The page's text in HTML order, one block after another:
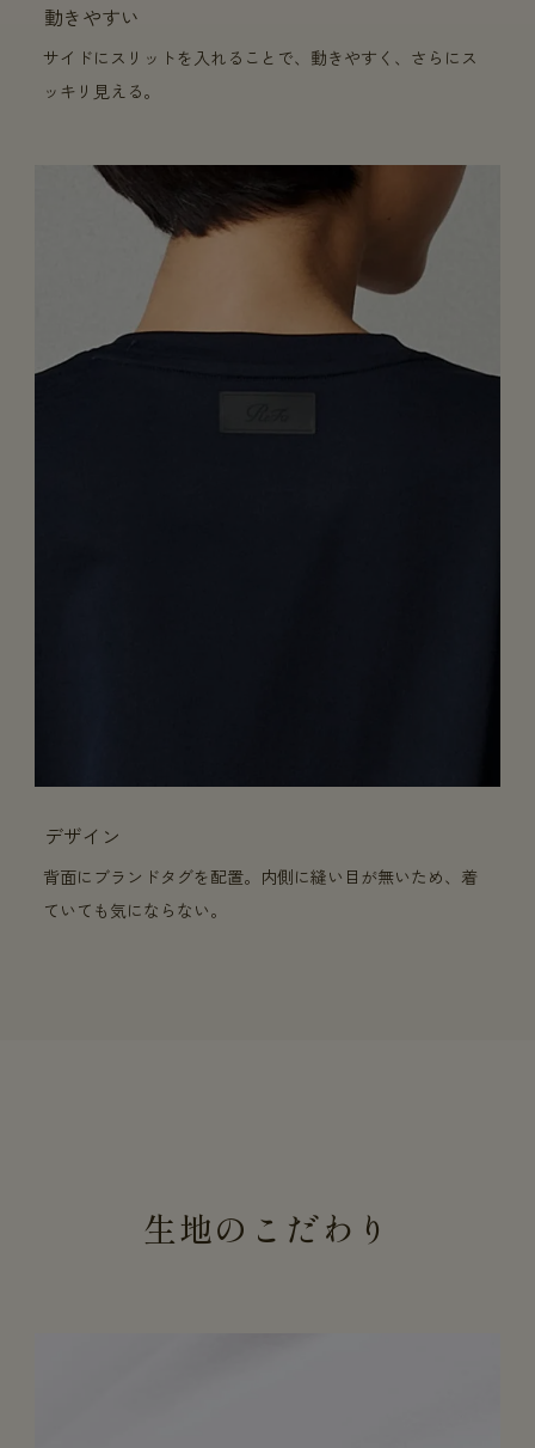
動きやすい
サイドにスリットを入れることで、動きやすく、さらにス
ッキリ見える。
デザイン
背面にブランドタグを配置。内側に縫い目が無いため、着
ていても気にならない。
生地のこだわり